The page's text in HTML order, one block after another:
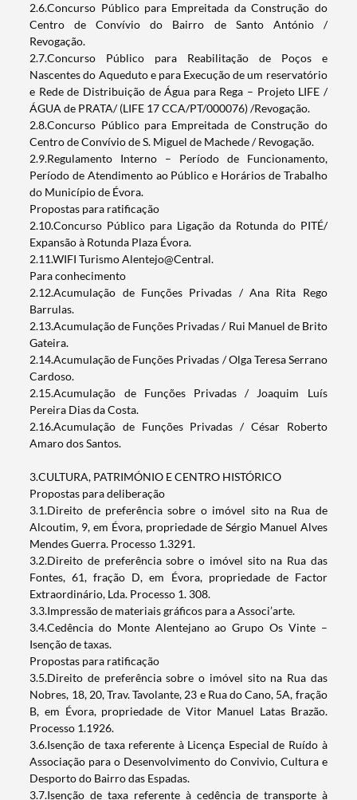
2.6.Concurso Público para Empreitada da Construção do
Centro de Convívio do Bairro de Santo António /
Revogação.
2.7.Concurso Público para Reabilitação de Poços e
Nascentes do Aqueduto e para Execução de um reservatório
e Rede de Distribuição de Água para Rega – Projeto LIFE /
ÁGUA de PRATA/ (LIFE 17 CCA/PT/000076) /Revogação.
2.8.Concurso Público para Empreitada de Construção do
Centro de Convívio de S. Miguel de Machede / Revogação.
2.9.Regulamento Interno – Período de Funcionamento,
Período de Atendimento ao Público e Horários de Trabalho
do Município de Évora.
Propostas para ratificação
2.10.Concurso Público para Ligação da Rotunda do PITÉ/
Expansão à Rotunda Plaza Évora.
2.11.WIFI Turismo Alentejo@Central.
Para conhecimento
2.12.Acumulação de Funções Privadas / Ana Rita Rego
Barrulas.
2.13.Acumulação de Funções Privadas / Rui Manuel de Brito
Gateira.
2.14.Acumulação de Funções Privadas / Olga Teresa Serrano
Cardoso.
2.15.Acumulação de Funções Privadas / Joaquim Luís
Pereira Dias da Costa.
2.16.Acumulação de Funções Privadas / César Roberto
Amaro dos Santos.
3.CULTURA, PATRIMÓNIO E CENTRO HISTÓRICO
Propostas para deliberação
3.1.Direito de preferência sobre o imóvel sito na Rua de
Alcoutim, 9, em Évora, propriedade de Sérgio Manuel Alves
Mendes Guerra. Processo 1.3291.
3.2.Direito de preferência sobre o imóvel sito na Rua das
Fontes, 61, fração D, em Évora, propriedade de Factor
Extraordinário, Lda. Processo 1. 308.
3.3.Impressão de materiais gráficos para a Associ’arte.
3.4.Cedência do Monte Alentejano ao Grupo Os Vinte –
Isenção de taxas.
Propostas para ratificação
3.5.Direito de preferência sobre o imóvel sito na Rua das
Nobres, 18, 20, Trav. Tavolante, 23 e Rua do Cano, 5A, fração
B, em Évora, propriedade de Vitor Manuel Latas Brazão.
Processo 1.1926.
3.6.Isenção de taxa referente à Licença Especial de Ruído à
Associação para o Desenvolvimento do Convivio, Cultura e
Desporto do Bairro das Espadas.
3.7.Isenção de taxa referente à cedência de transporte à